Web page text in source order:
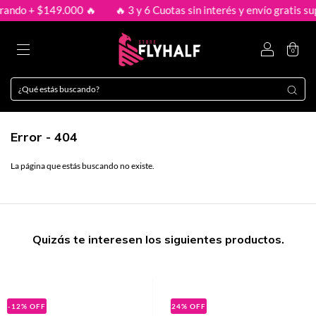
+ $149.000 🔥 🔥 3 y 6 Cuotas sin interés y envío gratis
0
Error - 404
La página que estás buscando no existe.
Quizás te interesen los siguientes productos.
-12% OFF 24% OFF